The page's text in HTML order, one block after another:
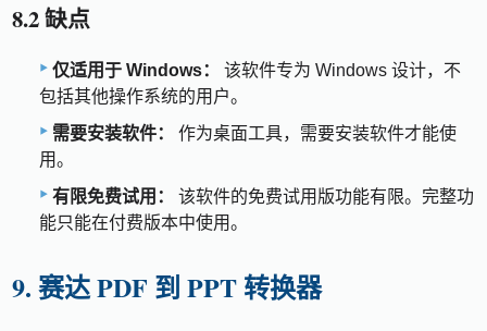
8.2 缺点
仅适用于 Windows：
该软件专为 Windows 设计，不
包括其他操作系统的用户。
需要安装软件：
作为桌面工具，需要安装软件才能使
用。
有限免费试用：
该软件的免费试用版功能有限。完整功
能只能在付费版本中使用。
9. 赛达 PDF 到 PPT 转换器